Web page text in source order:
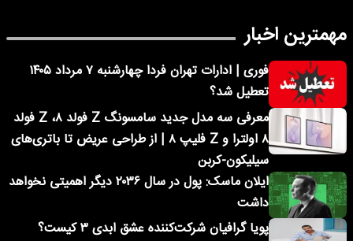
مهمترین اخبار
فوری | ادارات تهران فردا چهارشنبه ۷ مرداد ۱۴۰۵
تعطیل شد؟
معرفی سه مدل جدید سامسونگ Z فولد ۸، Z فولد
۸ اولترا و Z فلیپ ۸ | از طراحی عریض تا باتری‌های
سیلیکون-کربن
ایلان ماسک: پول در سال ۲۰۳۶ دیگر اهمیتی نخواهد
داشت
پویا گرافیان شرکت‌کننده عشق ابدی ۳ کیست؟